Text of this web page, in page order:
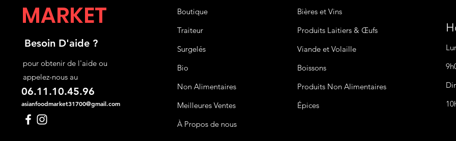
MARKET
Besoin D'aide ?
pour obtenir de l'aide ou
appelez-nous au
06.11.10.45.96
asianfoodmarket31700@gmail.com
Boutique
Traiteur
Surgelés
Bio
Non Alimentaires
Meilleures Ventes
À Propos de nous
Bièreset Vins
Produits Laitiers & Œufs
Viande et Volaille
Boissons
Produits Non Alimentaires
Épices